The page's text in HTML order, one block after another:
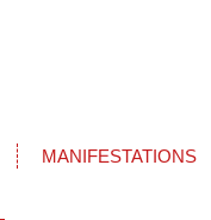
MANIFESTATIONS